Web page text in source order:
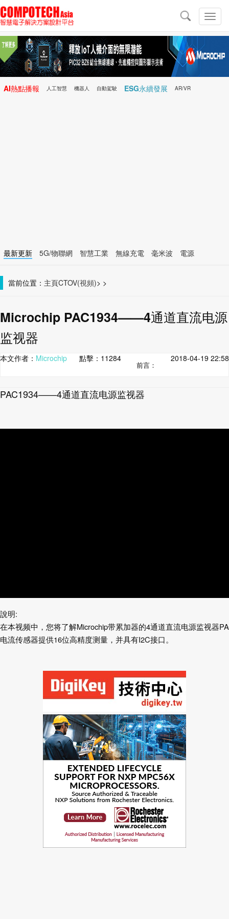
切
換
導
導
航
AI熱點播報 人工智慧 機器人 自動駕駛 ESG永續發展 AR/VR
最新更新 5G/物聯網 智慧工業 無線充電 毫米波
電源
當前位置： 主頁 >
CTOV(視頻) >
Microchip PAC1934——4通道直流电源
监视器
本文作者： Microchip 點擊： 11284 2018-04-19 22:58
前言：
PAC1934——4通道直流电源监视器
說明:
在本视频中，您将了解Microchip带累加器的4通道直流电源监视器
电流传感器提供16位高精度测量，并具有I2C接口。